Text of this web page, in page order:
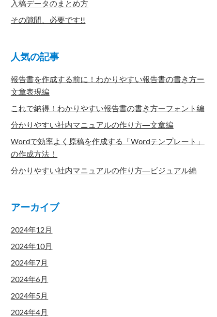
入稿データのまとめ方
その隙間、必要です!!
人気の記事
報告書を作成する前に！わかりやすい報告書の書き方ー
文章表現編
これで納得！わかりやすい報告書の書き方ーフォント編
分かりやすい社内マニュアルの作り方―文章編
Wordで効率よく原稿を作成する「Wordテンプレート」
の作成方法！
分かりやすい社内マニュアルの作り方―ビジュアル編
アーカイブ
2024年12月
2024年10月
2024年7月
2024年6月
2024年5月
2024年4月